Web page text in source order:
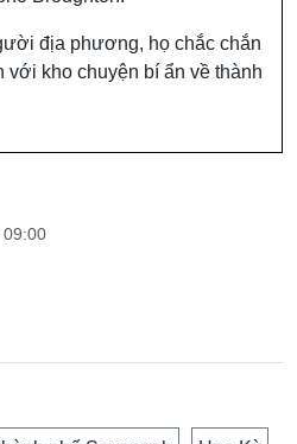
địa phương, họ chắc chắn
với kho chuyện bí ẩn về thành